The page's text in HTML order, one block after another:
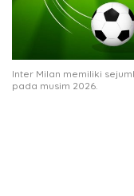
Inter Milan memiliki
pada musim 2026.